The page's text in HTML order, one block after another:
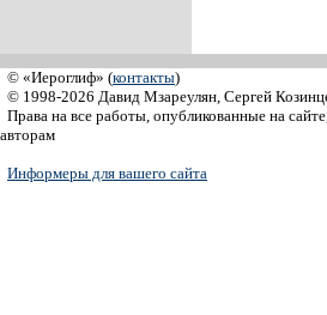
© «Иероглиф» (контакты)
© 1998-2026 Давид Мзареулян, Сергей
Права на все работы, опубликованные на
авторам
Информеры для вашего сайта